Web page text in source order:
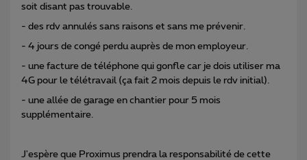
soit disant pas trouvable.
- des rdv annulés sans raisons et sans me prévenir.
- 4 jours de congé perdu auprès de mon employeur.
- une facture de téléphone qui gonfle car je dois utiliser ma
4G pour le télétravail (ça fait 2 mois depuis le rdv initial).
- une allée de garage en chantier pour 5 mois
supplémentaire.
J'espère que Proximus prendra la responsabilité de cette